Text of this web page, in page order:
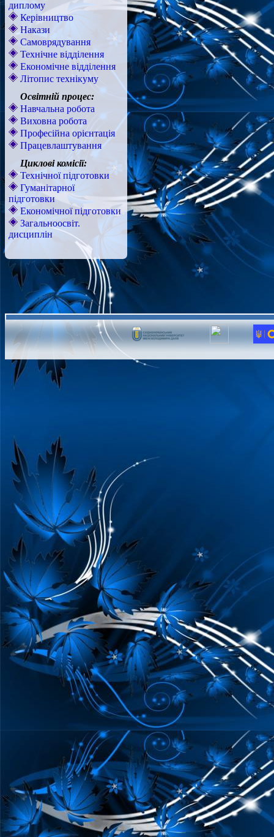
диплому
Керівництво
Накази
Самоврядування
Технічне відділення
Економічне відділення
Літопис технікуму
Освітній процес:
Навчальна робота
Виховна робота
Професійна орієнтація
Працевлаштування
Циклові комісії:
Технічної підготовки
Гуманітарної
підготовки
Економічної підготовки
Загальноосвіт.
дисциплін